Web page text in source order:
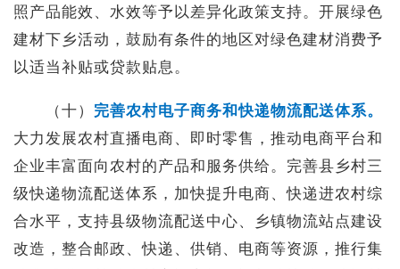
照产品能效、水效等予以差异化政策支持。开展绿色
建材下乡活动，鼓励有条件的地区对绿色建材消费予
以适当补贴或贷款贴息。
（十） 完善农村电子商务和快递物流配送体系。
大力发展农村直播电商、即时零售，推动电商平台和
企业丰富面向农村的产品和服务供给。完善县乡村三
级快递物流配送体系，加快提升电商、快递进农村综
合水平，支持县级物流配送中心、乡镇物流站点建设
改造，整合邮政、快递、供销、电商等资源，推行集